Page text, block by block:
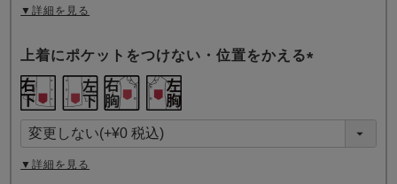
▼詳細を見る
上着にポケットをつけない・位置をかえる
須
)
▼詳細を見る